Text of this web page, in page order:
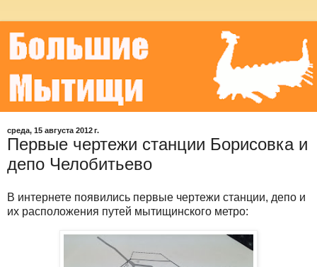
среда, 15 августа 2012 г.
Первые чертежи станции Борисовка и
депо Челобитьево
В интернете появились первые чертежи станции, депо и
их расположения путей мытищинского метро: